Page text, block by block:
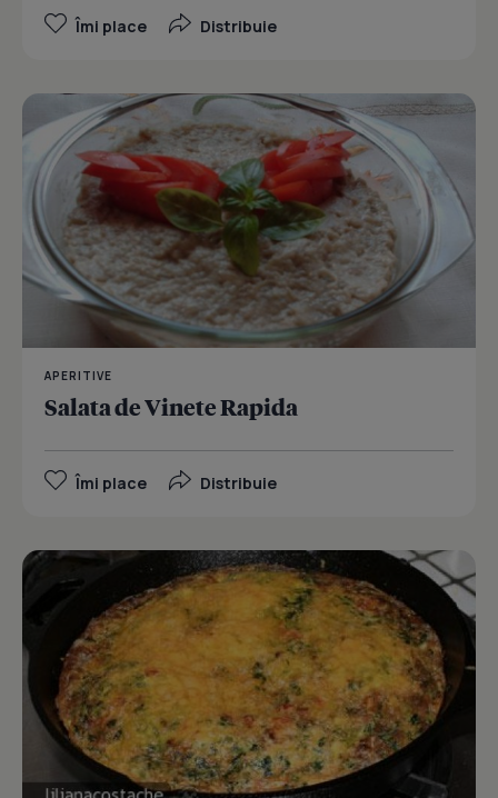
Îmi place Distribuie
APERITIVE
Salata de Vinete Rapida
Îmi place Distribuie